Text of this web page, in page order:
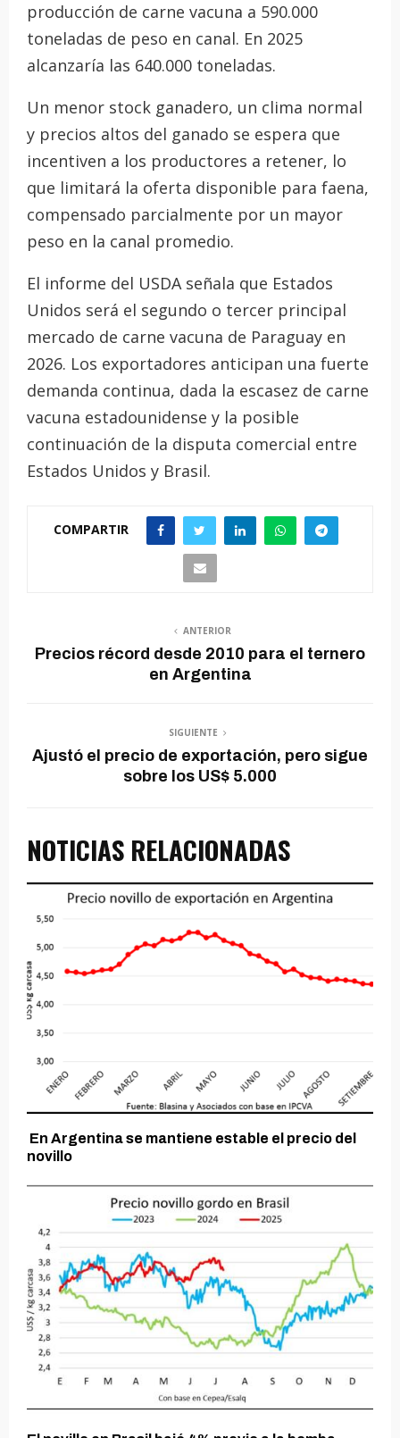
producción de carne vacuna a 590.000
toneladas de peso en canal. En 2025
alcanzaría las 640.000 toneladas.
Un menor stock ganadero, un clima normal
y precios altos del ganado se espera que
incentiven a los productores a retener, lo
que limitará la oferta disponible para faena,
compensado parcialmente por un mayor
peso en la canal promedio.
El informe del USDA señala que Estados
Unidos será el segundo o tercer principal
mercado de carne vacuna de Paraguay en
2026. Los exportadores anticipan una fuerte
demanda continua, dada la escasez de carne
vacuna estadounidense y la posible
continuación de la disputa comercial entre
Estados Unidos y Brasil.
COMPARTIR
ANTERIOR
Precios récord desde 2010 para el ternero
en Argentina
SIGUIENTE
Ajustó el precio de exportación, pero sigue
sobre los US$ 5.000
NOTICIAS RELACIONADAS
En Argentina se mantiene estable el precio del
novillo